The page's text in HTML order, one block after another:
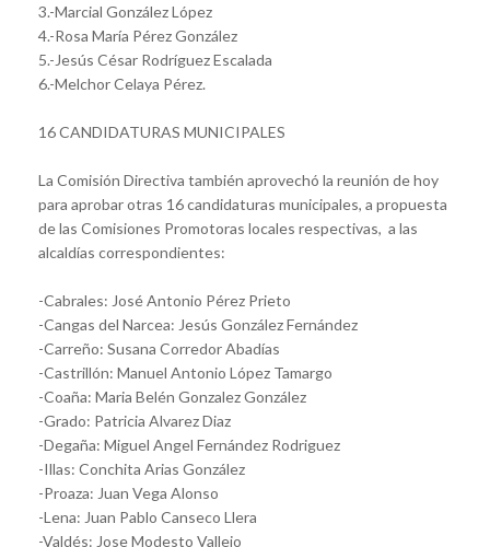
3.-Marcial González López
4.-Rosa María Pérez González
5.-Jesús César Rodríguez Escalada
6.-Melchor Celaya Pérez.
16 CANDIDATURAS MUNICIPALES
La Comisión Directiva también aprovechó la reunión de hoy
para aprobar otras 16 candidaturas municipales, a propuesta
de las Comisiones Promotoras locales respectivas, a las
alcaldías correspondientes:
-Cabrales: José Antonio Pérez Prieto
-Cangas del Narcea: Jesús González Fernández
-Carreño: Susana Corredor Abadías
-Castrillón: Manuel Antonio López Tamargo
-Coaña: Maria Belén Gonzalez González
-Grado: Patricia Alvarez Diaz
-Degaña: Miguel Angel Fernández Rodriguez
-Illas: Conchita Arias González
-Proaza: Juan Vega Alonso
-Lena: Juan Pablo Canseco Llera
-Valdés: Jose Modesto Vallejo